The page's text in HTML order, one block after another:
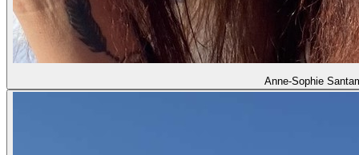
Anne-Sophie